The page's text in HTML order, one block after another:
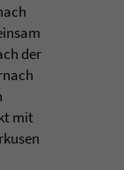
der
mit